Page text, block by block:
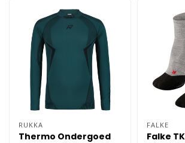
RUKKA
Thermo Ondergoed
FALKE
Falke